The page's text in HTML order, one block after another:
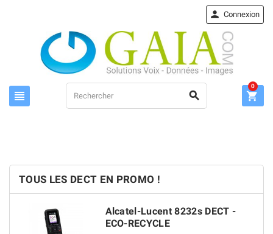
 
 Connexion

0
TOUS LES DECT EN PROMO !
Alcatel-Lucent 8232s DECT -
ECO-RECYCLE